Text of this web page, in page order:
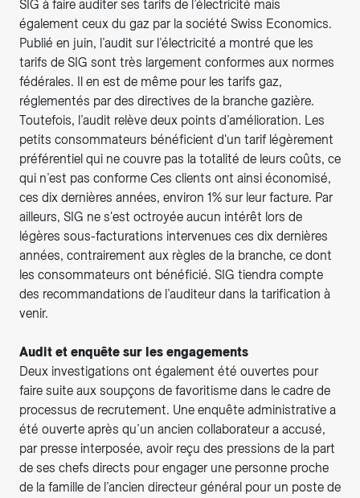
SIG à faire auditer ses tarifs de l’électricité mais
également ceux du gaz par la société Swiss Economics.
Publié en juin, l’audit sur l’électricité a montré que les
tarifs de SIG sont très largement conformes aux normes
fédérales. Il en est de même pour les tarifs gaz,
réglementés par des directives de la branche gazière.
Toutefois, l’audit relève deux points d’amélioration. Les
petits consommateurs bénéficient d'un tarif légèrement
préférentiel qui ne couvre pas la totalité de leurs coûts, ce
qui n’est pas conforme Ces clients ont ainsi économisé,
ces dix dernières années, environ 1% sur leur facture. Par
ailleurs, SIG ne s'est octroyée aucun intérêt lors de
légères sous-facturations intervenues ces dix dernières
années, contrairement aux règles de la branche, ce dont
les consommateurs ont bénéficié. SIG tiendra compte
des recommandations de l’auditeur dans la tarification à
venir.
Audit et enquête sur les engagements
Deux investigations ont également été ouvertes pour
faire suite aux soupçons de favoritisme dans le cadre de
processus de recrutement. Une enquête administrative a
été ouverte après qu’un ancien collaborateur a accusé,
par presse interposée, avoir reçu des pressions de la part
de ses chefs directs pour engager une personne proche
de la famille de l’ancien directeur général pour un poste de